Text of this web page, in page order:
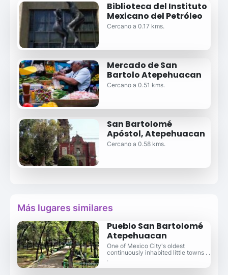
Biblioteca del Instituto
Mexicano del Petróleo
Cercano a 0.17 kms.
Mercado de San
Bartolo Atepehuacan
Cercano a 0.51 kms.
San Bartolomé
Apóstol, Atepehuacan
Cercano a 0.58 kms.
Más lugares similares
Pueblo San Bartolomé
Atepehuacan
One of Mexico City's oldest
continuously inhabited little towns . .
.